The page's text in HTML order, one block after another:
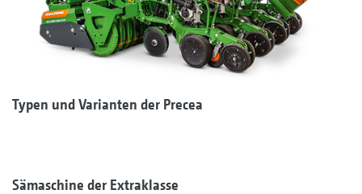
Typen und Varianten der Precea
Sämaschine der Extraklasse